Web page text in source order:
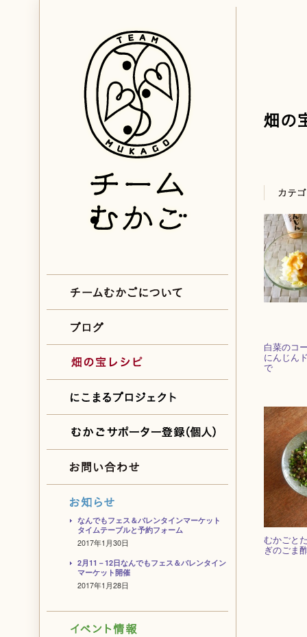
白菜のコ
にんじん
で
むかごと
ぎのごま
なんでもフェス＆バレンタインマーケット
タイムテーブルと予約フォーム
2017年1月30日
2月11－12日なんでもフェス＆バレンタイン
マーケット開催
2017年1月28日